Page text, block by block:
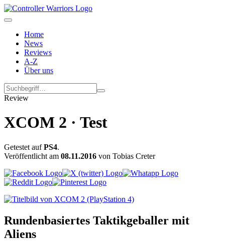
Home
News
Reviews
A-Z
Über uns
Review
XCOM 2 · Test
Getestet aufPS4.
Veröffentlicht am 08.11.2016 von Tobias Creter
Rundenbasiertes Taktikgeballer mit
Aliens